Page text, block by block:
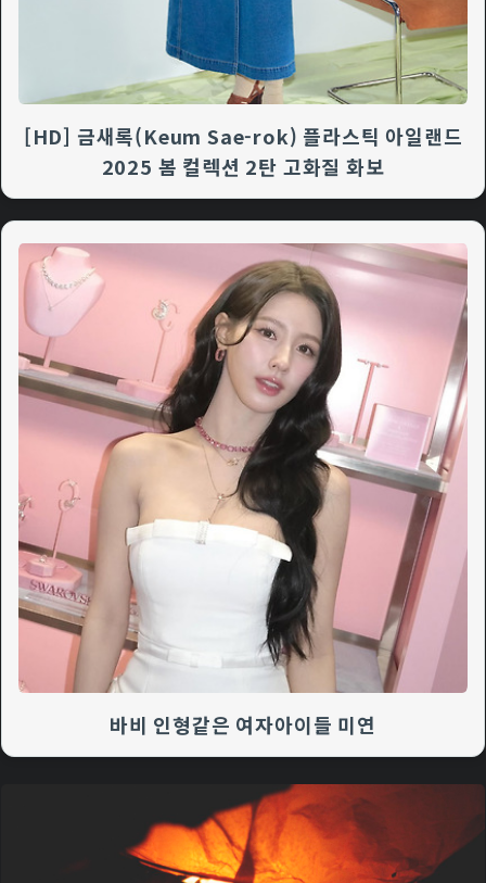
[HD] 금새록(Keum Sae-rok) 플라스틱 아일랜드
2025 봄 컬렉션 2탄 고화질 화보
바비 인형같은 여자아이들 미연